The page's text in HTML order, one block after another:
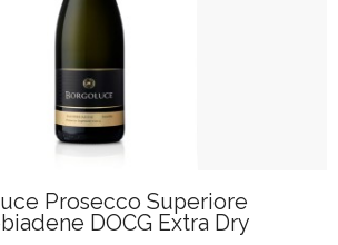
Prosecco Superiore
DOCG Extra Dry